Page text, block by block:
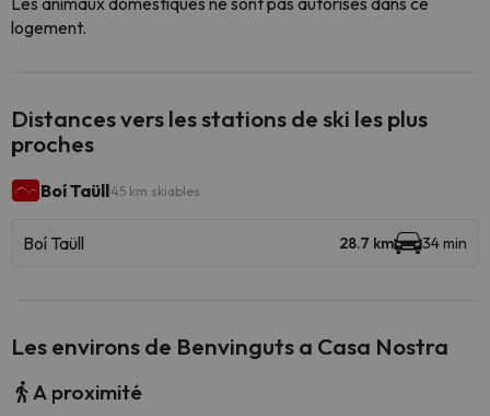
logement.
Distances vers les stations de ski les plus
proches
Boí Taüll45 km skiables
Boí Taüll 28.7 km 34 min
Les environs de Benvinguts a Casa Nostra
A proximité